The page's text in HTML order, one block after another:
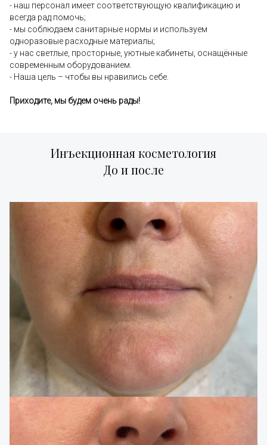
- наш персонал имеет соответствующую квалификацию и
всегда рад помочь;
- мы соблюдаем санитарные нормы и используем
одноразовые расходные материалы;
- у нас светлые, просторные, уютные кабинеты, оснащённые
современным оборудованием.
- Наша цель – чтобы вы нравились себе.
Приходите, мы будем очень рады!
Инъекционная косметология
До и после